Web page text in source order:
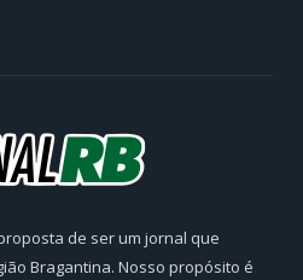
de ser um jornal que
Bragantina. Nosso propósito é